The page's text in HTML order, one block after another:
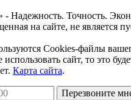
- Надежность. Точность.
на сайте, не является
Cookies-файлы
сайт, то это
Карта сайта.
Перезвоните